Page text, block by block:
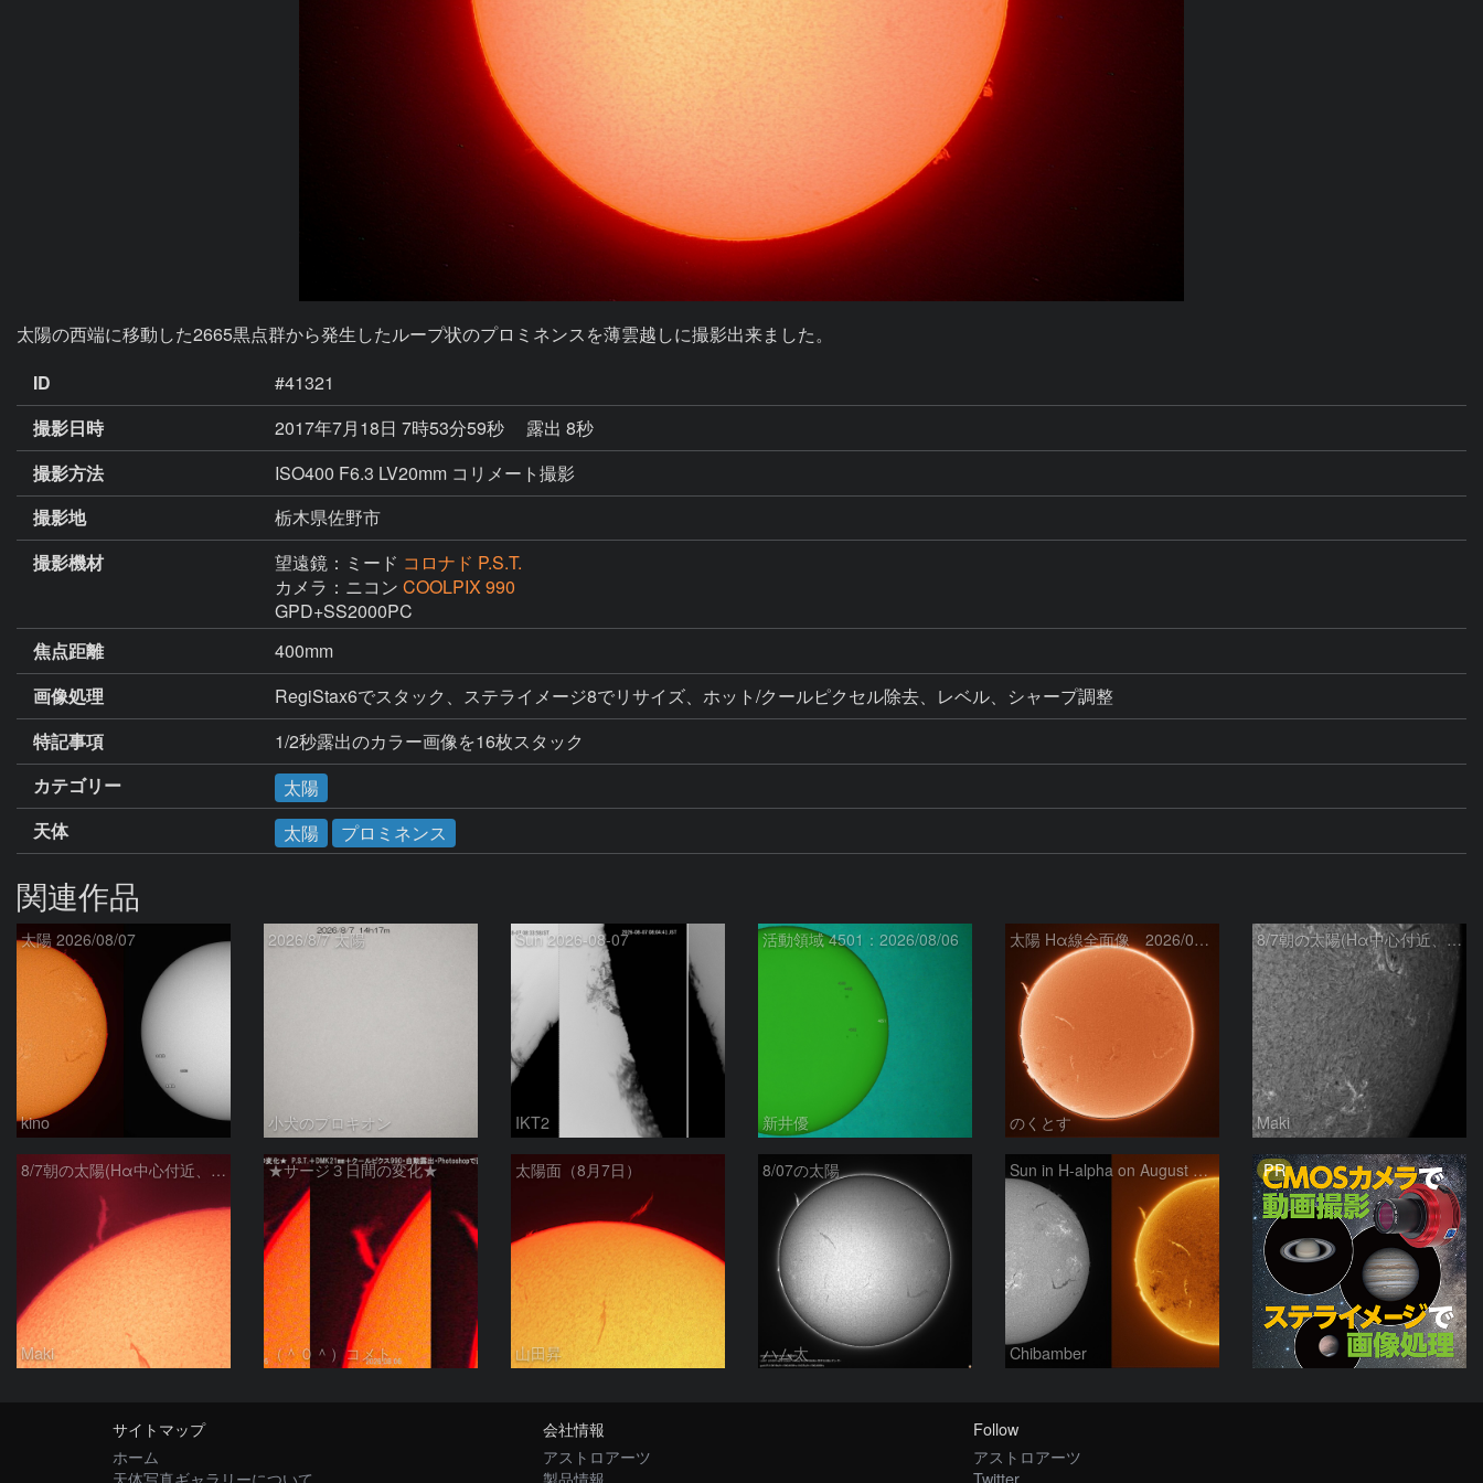
太陽の西端に移動した2665黒点群から発生したループ状のプロミネンスを薄雲越しに撮影出来ました。
ID
#41321
撮影日時
2017年7月18日 7時53分59秒
露出 8秒
撮影方法
ISO400 F6.3 LV20mm コリメート撮影
撮影地
栃木県佐野市
撮影機材
望遠鏡：ミード コロナド P.S.T.
カメラ：ニコン COOLPIX 990
GPD+SS2000PC
焦点距離
400mm
画像処理
RegiStax6でスタック、ステライメージ8でリサイズ、ホット/クールピクセル除去、レベル、シャープ調整
特記事項
1/2秒露出のカラー画像を16枚スタック
カテゴリー
太陽
天体
太陽 プロミネンス
関連作品
太陽 2026/08/07
kino
2026/8/7 太陽
小犬のプロキオン
Sun 2026-08-07
IKT2
活動領域 4501：2026/08/06
新井優
太陽 Hα線全面像 2026/08/07
のくとす
8/7朝の太陽(Hα中心付近、4498、4502付近)
Maki
8/7朝の太陽(Hα中心付近、プロミネンス)
Maki
★サージ３日間の変化★
（＾０＾）コメト
太陽面（8月7日）
山田昇
8/07の太陽
ハム太
Sun in H-alpha on August 7, 2026
Chibamber
PR
サイトマップ
ホーム
天体写真ギャラリーについて
会社情報
アストロアーツ
製品情報
Follow
アストロアーツ
Twitter